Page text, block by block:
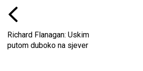
Richard Flanagan: Uskim
putom duboko na sjever